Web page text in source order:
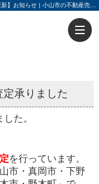
承りました
た。
を行っています。
市・真岡市・下野